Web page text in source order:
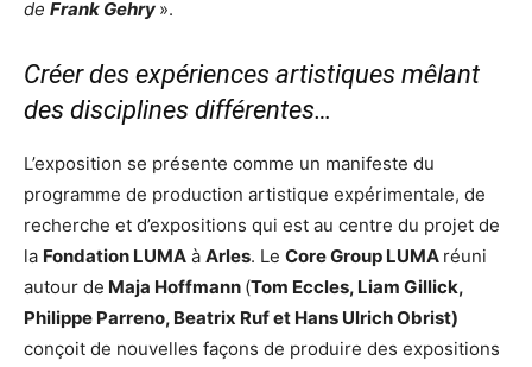
de Frank Gehry ».
Créer des expériences artistiques mêlant
des disciplines différentes…
L’exposition se présente comme un manifeste du
programme de production artistique expérimentale, de
recherche et d’expositions qui est au centre du projet de
la Fondation LUMA à Arles. Le Core Group LUMA réuni
autour de Maja Hoffmann (Tom Eccles, Liam Gillick,
Philippe Parreno, Beatrix Ruf et Hans Ulrich Obrist)
conçoit de nouvelles façons de produire des expositions